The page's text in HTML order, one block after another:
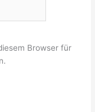
Browser für